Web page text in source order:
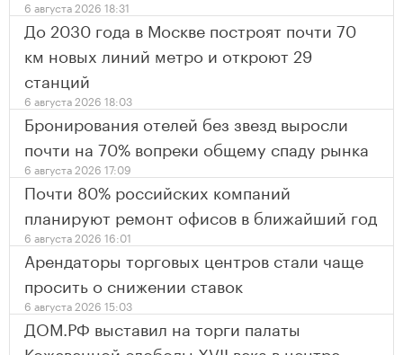
6 августа 2026 18:31
До 2030 года в Москве построят почти 70
км новых линий метро и откроют 29
станций
6 августа 2026 18:03
Бронирования отелей без звезд выросли
почти на 70% вопреки общему спаду рынка
6 августа 2026 17:09
Почти 80% российских компаний
планируют ремонт офисов в ближайший год
6 августа 2026 16:01
Арендаторы торговых центров стали чаще
просить о снижении ставок
6 августа 2026 15:03
ДОМ.РФ выставил на торги палаты